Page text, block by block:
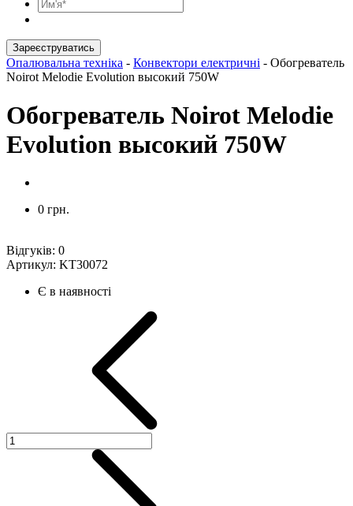
Зареєструватись
Опалювальна техніка - Конвектори електричні - Обогреватель
Noirot Melodie Evolution высокий 750W
Обогреватель Noirot Melodie
Evolution высокий 750W
0 грн.
Відгуків: 0
Артикул: KT30072
Є в наявності